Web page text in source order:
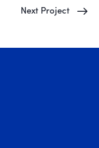
Next Project